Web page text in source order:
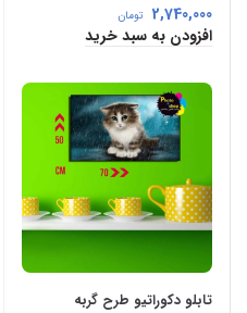
2,740,000 تومان
افزودن به سبد خرید
تابلو دکوراتیو طرح گربه